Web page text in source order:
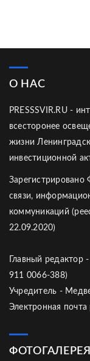
О НАС
PRESSSVIR.RU -
всесторонее
жизни
инвестиционной
связи,
коммуникаций
22.09.2020)
Главный
911 0066-388)
Учредитель -
Электронная почта
ФОТОГАЛЕРЕЯ